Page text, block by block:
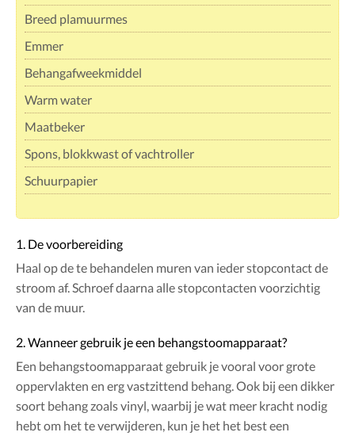
Breed plamuurmes
Emmer
Behangafweekmiddel
Warm water
Maatbeker
Spons, blokkwast of vachtroller
Schuurpapier
1. De voorbereiding
Haal op de te behandelen muren van ieder stopcontact de
stroom af. Schroef daarna alle stopcontacten voorzichtig
van de muur.
2. Wanneer gebruik je een behangstoomapparaat?
Een behangstoomapparaat gebruik je vooral voor grote
oppervlakten en erg vastzittend behang. Ook bij een dikker
soort behang zoals vinyl, waarbij je wat meer kracht nodig
hebt om het te verwijderen, kun je het het best een